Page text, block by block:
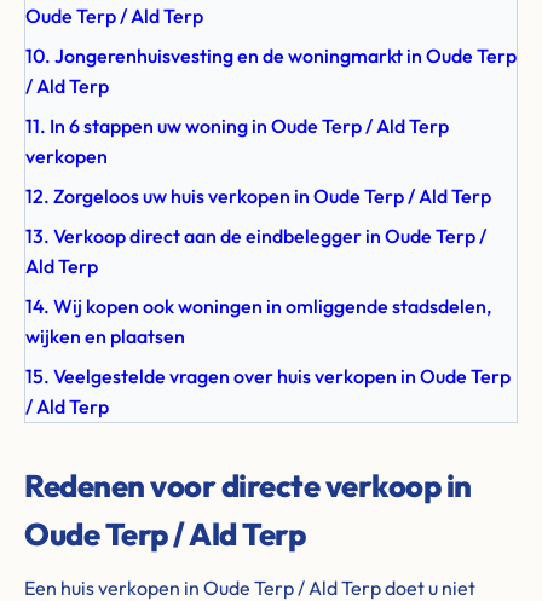
Oude Terp / Ald Terp
10. Jongerenhuisvesting en de woningmarkt in Oude Terp
/ Ald Terp
11. In 6 stappen uw woning in Oude Terp / Ald Terp
verkopen
12. Zorgeloos uw huis verkopen in Oude Terp / Ald Terp
13. Verkoop direct aan de eindbelegger in Oude Terp /
Ald Terp
14. Wij kopen ook woningen in omliggende stadsdelen,
wijken en plaatsen
15. Veelgestelde vragen over huis verkopen in Oude Terp
/ Ald Terp
Redenen voor directe verkoop in
Oude Terp / Ald Terp
Een huis verkopen in Oude Terp / Ald Terp doet u niet